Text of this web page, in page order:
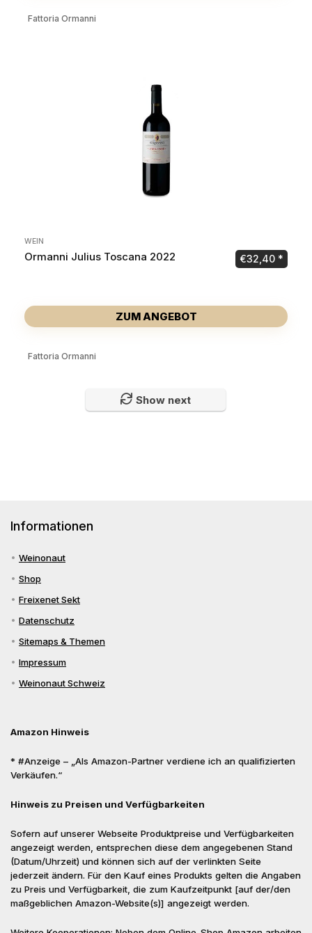
Fattoria Ormanni
WEIN
Ormanni Julius Toscana 2022 €32,40
ZUM ANGEBOT
Fattoria Ormanni
Show next
Informationen
Weinonaut
Shop
Freixenet Sekt
Datenschutz
Sitemaps & Themen
Impressum
Weinonaut Schweiz
Amazon Hinweis
* #Anzeige – „Als Amazon-Partner verdiene ich an qualifizierten
Verkäufen.“
Hinweis zu Preisen und Verfügbarkeiten
Sofern auf unserer Webseite Produktpreise und Verfügbarkeiten
angezeigt werden, entsprechen diese dem angegebenen Stand
(Datum/Uhrzeit) und können sich auf der verlinkten Seite
jederzeit ändern. Für den Kauf eines Produkts gelten die Angaben
zu Preis und Verfügbarkeit, die zum Kaufzeitpunkt [auf der/den
maßgeblichen Amazon-Website(s)] angezeigt werden.